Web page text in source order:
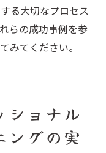
る大切なプロセス
らの成功事例を参
みてください。
ショナル
ングの実